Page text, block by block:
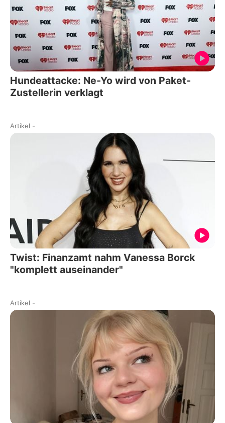
Hundeattacke: Ne-Yo wird von Paket-
Zustellerin verklagt
Artikel -
Twist: Finanzamt nahm Vanessa Borck
"komplett auseinander"
Artikel -